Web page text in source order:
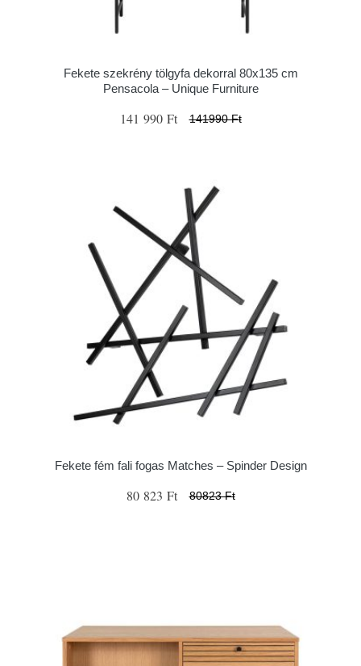
Fekete szekrény tölgyfa dekorral 80x135 cm
Pensacola – Unique Furniture
141 990 Ft 141990 Ft
Fekete fém fali fogas Matches – Spinder Design
80 823 Ft 80823 Ft